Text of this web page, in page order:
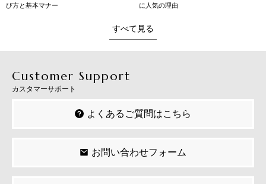
に人気の理由
意味・育て方・贈り方
すべて見る
Customer Support
カスタマーサポート
よくあるご質問はこちら
お問い合わせフォーム